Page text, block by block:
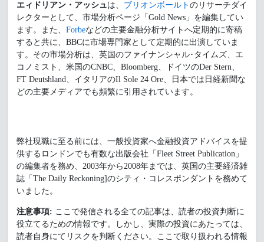
エィドリアン・アッシュは、 ブリオンボールト のリサーチダイ
レクターとして、市場分析ページ「Gold News」を編集してい
ます。また、 Forbeなどの主要金融分析サイトへ定期的に寄稿
すると共に、BBCに市場専門家として定期的に出演していま
す。その市場分析は、英国のファイナンシャル･タイムズ、エ
コノミスト、米国のCNBC、Bloomberg、ドイツのDer Stern、
FT Deutshland、イタリアのIl Sole 24 Ore、日本では日経新聞な
どの主要メディアでも頻繁に引用されています。
弊社現職に至る前には、一般投資家へ金融投資アドバイスを提
供するロンドンでも有数な出版会社「Fleet Street Publication」
の編集者を務め、2003年から2008年までは、英国の主要経済雑
誌「The Daily Reckoning]のシティ・コレスポンダントを務めて
いました。
注意事項: ここで発信される全ての記事は、読者の投資判断に
役立てるための情報です。しかし、実際の投資にあたっては、
読者自身にてリスクを判断ください。ここで取り扱われる情報